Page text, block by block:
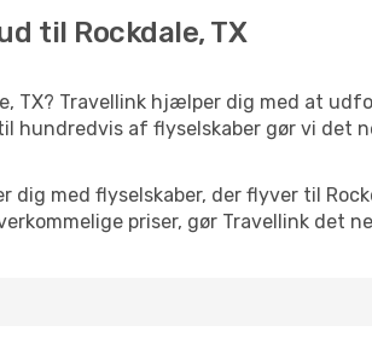
til Rockdale, TX
TX? Travellink hjælper dig med at
hundredvis af flyselskaber gør vi det
med flyselskaber, der flyver til
priser, gør Travellink det